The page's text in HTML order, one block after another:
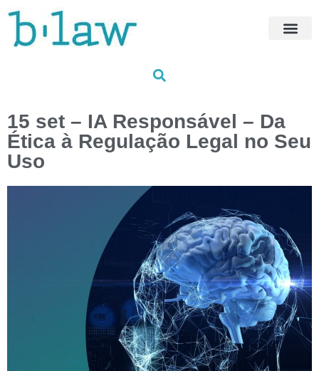
15 set – IA Responsável – Da
Ética à Regulação Legal no Seu
Uso